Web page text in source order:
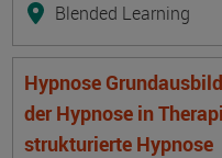
Blended Learning
Hypnose
der Hypnose in
strukturierte Hypnose